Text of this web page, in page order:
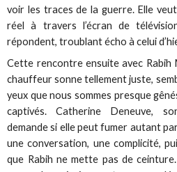
voir les traces de la guerre. Elle
réel à travers l’écran de
répondent, troublant écho à celui
Cette rencontre ensuite avec Rabih
chauffeur sonne tellement juste,
yeux que nous sommes presque
captivés. Catherine Deneuve,
demande si elle peut fumer autant
une conversation, une complicité,
que Rabih ne mette pas de